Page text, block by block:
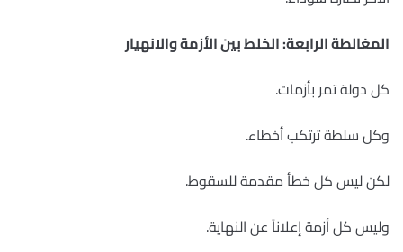
المغالطة الرابعة: الخلط بين الأزمة والانهيار
كل دولة تمر بأزمات.
وكل سلطة ترتكب أخطاء.
لكن ليس كل خطأ مقدمة للسقوط.
وليس كل أزمة إعلاناً عن النهاية.